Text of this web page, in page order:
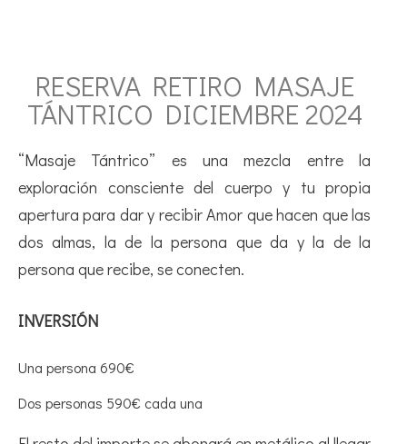
RESERVA RETIRO MASAJE
TÁNTRICO DICIEMBRE 2024
“Masaje Tántrico” es una mezcla entre la
exploración consciente del cuerpo y tu propia
apertura para dar y recibir Amor que hacen que las
dos almas, la de la persona que da y la de la
persona que recibe, se conecten.
INVERSIÓN
Una persona 690€
Dos personas 590€ cada una